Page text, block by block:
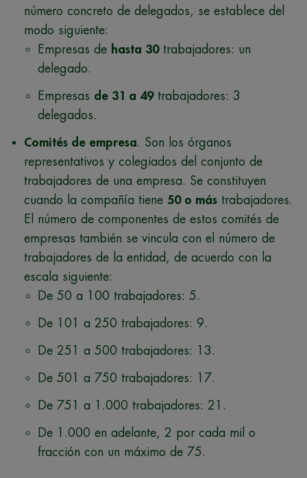
número concreto de delegados, se establece del
modo siguiente:
Empresas de hasta 30trabajadores: un
delegado.
Empresas de 31 a 49trabajadores: 3
delegados.
Comités de empresa. Son los órganos
representativos y colegiados del conjunto de
trabajadores de una empresa. Se constituyen
cuando la compañía tiene 50 o más trabajadores.
El número de componentes de estos comités de
empresas también se vincula con el número de
trabajadores de la entidad, de acuerdo con la
escala siguiente:
De 50 a 100 trabajadores: 5.
De 101 a 250 trabajadores: 9.
De 251 a 500 trabajadores: 13.
De 501 a 750 trabajadores: 17.
De 751 a 1.000 trabajadores: 21.
De 1.000 en adelante, 2 por cada mil o
fracción con un máximo de 75.